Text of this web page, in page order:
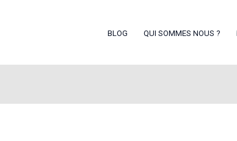
BLOG QUI SOMMES NOUS ?